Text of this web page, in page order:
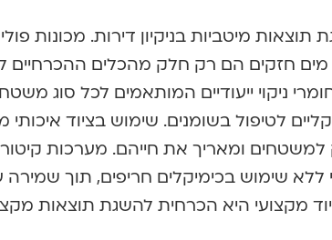
מיטביות בניקיון דירות. מכונות
חזקים הם רק חלק מהכלים ההכרחיים
ניקוי ייעודיים המותאמים לכל סוג
לטיפול בשומנים. שימוש בציוד איכותי
למשטחים ומאריך את חייהם. מערכות קיטור
ללא שימוש בכימיקלים חריפים, תוך שמירה
מקצועי היא הכרחית להשגת תוצאות